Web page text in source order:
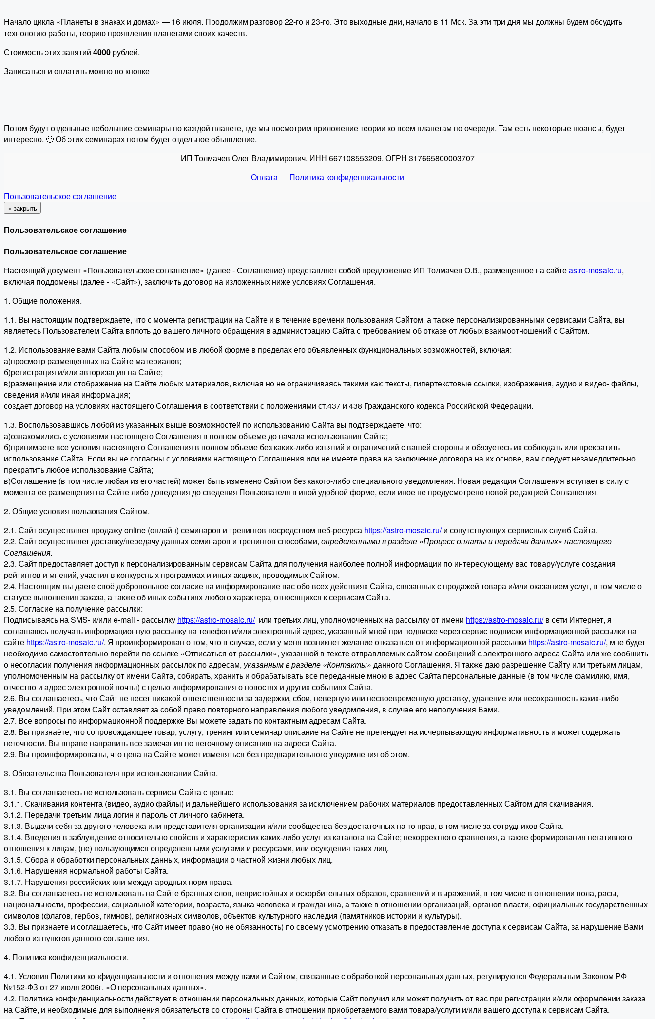
Начало цикла «Планеты в знаках и домах» — 16 июля. Продолжим разговор 22-го и 23-го. Это выходные дни, начало в 11 Мск. За эти три дня мы должны будем обсудить
технологию работы, теорию проявления планетами своих качеств.
Стоимость этих занятий 4000 рублей.
Записаться и оплатить можно по кнопке
Потом будут отдельные небольшие семинары по каждой планете, где мы посмотрим приложение теории ко всем планетам по очереди. Там есть некоторые нюансы, будет
интересно. 🙂 Об этих семинарах потом будет отдельное объявление.
ИП Толмачев Олег Владимирович. ИНН 667108553209. ОГРН 317665800003707
Оплата
Политика конфиденциальности
Пользовательское соглашение
× закрыть
Пользовательское соглашение
Пользовательское соглашение
Настоящий документ «Пользовательское соглашение» (далее - Соглашение) представляет собой предложение ИП Толмачев О.В., размещенное на сайтеastro-mosaic.ru,
включая поддомены (далее - «Сайт»), заключить договор на изложенных ниже условиях Соглашения.
1. Общие положения.
1.1. Вы настоящим подтверждаете, что с момента регистрации на Сайте и в течение времени пользования Сайтом, а также персонализированными сервисами Сайта, вы
являетесь Пользователем Сайта вплоть до вашего личного обращения в администрацию Сайта с требованием об отказе от любых взаимоотношений с Сайтом.
1.2. Использование вами Сайта любым способом и в любой форме в пределах его объявленных функциональных возможностей, включая:
а)просмотр размещенных на Сайте материалов;
б)регистрация и/или авторизация на Сайте;
в)размещение или отображение на Сайте любых материалов, включая но не ограничиваясь такими как: тексты, гипертекстовые ссылки, изображения, аудио и видео- файлы,
сведения и/или иная информация;
создает договор на условиях настоящего Соглашения в соответствии с положениями ст.437 и 438 Гражданского кодекса Российской Федерации.
1.3. Воспользовавшись любой из указанных выше возможностей по использованию Сайта вы подтверждаете, что:
а)ознакомились с условиями настоящего Соглашения в полном объеме до начала использования Сайта;
б)принимаете все условия настоящего Соглашения в полном объеме без каких-либо изъятий и ограничений с вашей стороны и обязуетесь их соблюдать или прекратить
использование Сайта. Если вы не согласны с условиями настоящего Соглашения или не имеете права на заключение договора на их основе, вам следует незамедлительно
прекратить любое использование Сайта;
в)Соглашение (в том числе любая из его частей) может быть изменено Сайтом без какого-либо специального уведомления. Новая редакция Соглашения вступает в силу с
момента ее размещения на Сайте либо доведения до сведения Пользователя в иной удобной форме, если иное не предусмотрено новой редакцией Соглашения.
2. Общие условия пользования Сайтом.
2.1. Сайт осуществляет продажу online (онлайн) семинаров и тренингов посредством веб-ресурса https://astro-mosaic.ru/и сопутствующих сервисных служб Сайта.
2.2. Сайт осуществляет доставку/передачу данных семинаров и тренингов способами, определенными в разделе «Процесс оплаты и передачи данных» настоящего
Соглашения.
2.3. Сайт предоставляет доступ к персонализированным сервисам Сайта для получения наиболее полной информации по интересующему вас товару/услуге создания
рейтингов и мнений, участия в конкурсных программах и иных акциях, проводимых Сайтом.
2.4. Настоящим вы даете своё добровольное согласие на информирование вас обо всех действиях Сайта, связанных с продажей товара и/или оказанием услуг, в том числе о
статусе выполнения заказа, а также об иных событиях любого характера, относящихся к сервисам Сайта.
2.5. Согласие на получение рассылки:
Подписываясь на SMS- и/или e-mail - рассылку https://astro-mosaic.ru/или третьих лиц, уполномоченных на рассылку от имени https://astro-mosaic.ru/в сети Интернет, я
соглашаюсь получать информационную рассылку на телефон и/или электронный адрес, указанный мной при подписке через сервис подписки информационной рассылки на
сайте https://astro-mosaic.ru/. Я проинформирован о том, что в случае, если у меня возникнет желание отказаться от информационной рассылки https://astro-mosaic.ru/, мне будет
необходимо самостоятельно перейти по ссылке «Отписаться от рассылки», указанной в тексте отправляемых сайтом сообщений с электронного адреса Сайта или же сообщить
о несогласии получения информационных рассылок по адресам, указанным в разделе «Контакты» данного Соглашения. Я также даю разрешение Сайту или третьим лицам,
уполномоченным на рассылку от имени Сайта, собирать, хранить и обрабатывать все переданные мною в адрес Сайта персональные данные (в том числе фамилию, имя,
отчество и адрес электронной почты) с целью информирования о новостях и других событиях Сайта.
2.6. Вы соглашаетесь, что Сайт не несет никакой ответственности за задержки, сбои, неверную или несвоевременную доставку, удаление или несохранность каких-либо
уведомлений. При этом Сайт оставляет за собой право повторного направления любого уведомления, в случае его неполучения Вами.
2.7. Все вопросы по информационной поддержке Вы можете задать по контактным адресам Сайта.
2.8. Вы признаёте, что сопровождающее товар, услугу, тренинг или семинар описание на Сайте не претендует на исчерпывающую информативность и может содержать
неточности. Вы вправе направить все замечания по неточному описанию на адреса Сайта.
2.9. Вы проинформированы, что цена на Сайте может изменяться без предварительного уведомления об этом.
3. Обязательства Пользователя при использовании Сайта.
3.1. Вы соглашаетесь не использовать сервисы Сайта с целью:
3.1.1. Скачивания контента (видео, аудио файлы) и дальнейшего использования за исключением рабочих материалов предоставленных Сайтом для скачивания.
3.1.2. Передачи третьим лица логин и пароль от личного кабинета.
3.1.3. Выдачи себя за другого человека или представителя организации и/или сообщества без достаточных на то прав, в том числе за сотрудников Сайта.
3.1.4. Введения в заблуждение относительно свойств и характеристик каких-либо услуг из каталога на Сайте; некорректного сравнения, а также формирования негативного
отношения к лицам, (не) пользующимся определенными услугами и ресурсами, или осуждения таких лиц.
3.1.5. Сбора и обработки персональных данных, информации о частной жизни любых лиц.
3.1.6. Нарушения нормальной работы Сайта.
3.1.7. Нарушения российских или международных норм права.
3.2. Вы соглашаетесь не использовать на Сайте бранных слов, непристойных и оскорбительных образов, сравнений и выражений, в том числе в отношении пола, расы,
национальности, профессии, социальной категории, возраста, языка человека и гражданина, а также в отношении организаций, органов власти, официальных государственных
символов (флагов, гербов, гимнов), религиозных символов, объектов культурного наследия (памятников истории и культуры).
3.3. Вы признаете и соглашаетесь, что Сайт имеет право (но не обязанность) по своему усмотрению отказать в предоставление доступа к сервисам Сайта, за нарушение Вами
любого из пунктов данного соглашения.
4. Политика конфиденциальности.
4.1. Условия Политики конфиденциальности и отношения между вами и Сайтом, связанные с обработкой персональных данных, регулируются Федеральным Законом РФ
№152-ФЗ от 27 июля 2006г. «О персональных данных».
4.2. Политика конфиденциальности действует в отношении персональных данных, которые Сайт получил или может получить от вас при регистрации и/или оформлении заказа
на Сайте, и необходимые для выполнения обязательств со стороны Сайта в отношении приобретаемого вами товара/услуги и/или вашего доступа к сервисам Сайта.